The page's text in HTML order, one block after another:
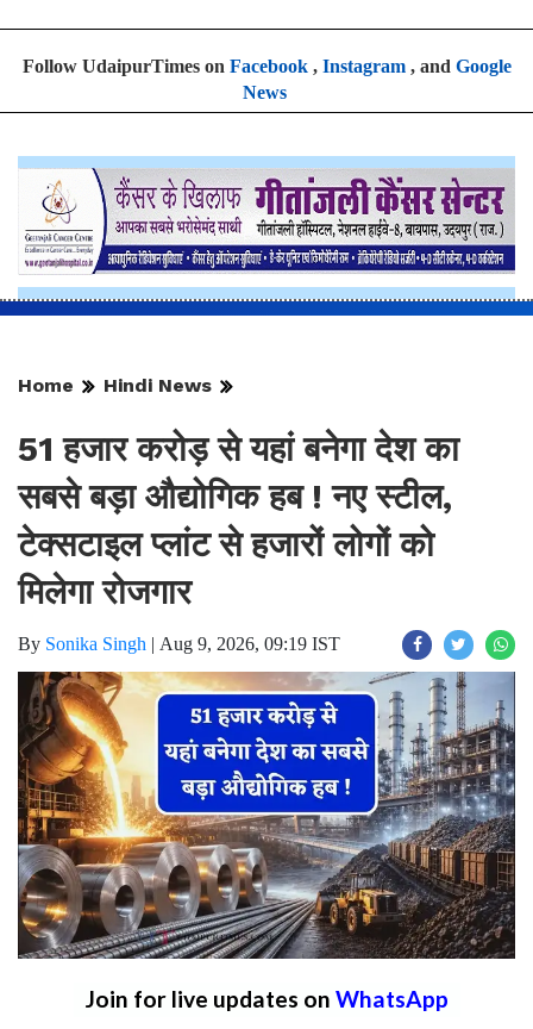
Follow UdaipurTimes on Facebook, Instagram, and Google
News
Home Hindi News
51 हजार करोड़ से यहां बनेगा देश का
सबसे बड़ा औद्योगिक हब ! नए स्टील,
टेक्सटाइल प्लांट से हजारों लोगों को
मिलेगा रोजगार
By Sonika Singh | Aug 9, 2026, 09:19 IST
Join for live updates on WhatsApp